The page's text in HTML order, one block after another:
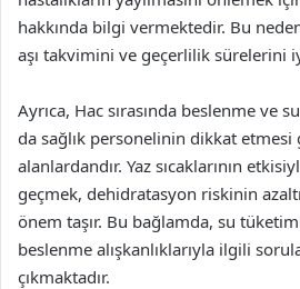
hakkında bilgi vermektedir. Bu
aşı takvimini ve geçerlilik sürelerini
Ayrıca, Hac sırasında beslenme ve
da sağlık personelinin dikkat etmesi
alanlardandır. Yaz sıcaklarının
geçmek, dehidratasyon riskinin
önem taşır. Bu bağlamda, su
beslenme alışkanlıklarıyla ilgili
çıkmaktadır.